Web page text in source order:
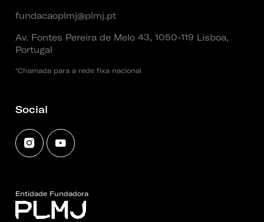
fundacaoplmj@plmj.pt
Av. Fontes Pereira de Melo 43, 1050-119 Lisboa,
Portugal
*Chamada para a rede fixa nacional
Social
Entidade Fundadora